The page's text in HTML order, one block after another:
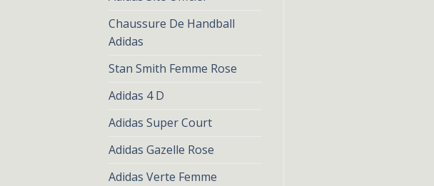
Chaussure De Handball
Adidas
Stan Smith Femme Rose
Adidas 4 D
Adidas Super Court
Adidas Gazelle Rose
Adidas Verte Femme